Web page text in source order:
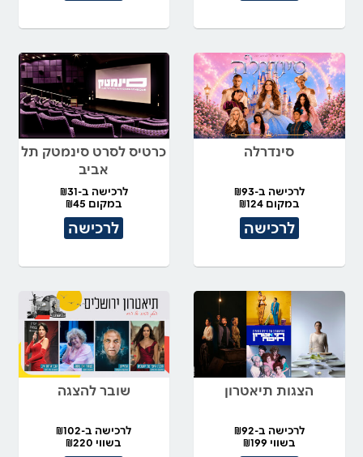
סינדרלה
לרכישה ב-₪93
במקום ₪124
לרכישה
כרטיס לסרט סינמטק תל
אביב
לרכישה ב-₪31
במקום ₪45
לרכישה
הצגות תיאטרון
לרכישה ב-₪92
בשווי ₪199
שובר להצגה
לרכישה ב-₪102
בשווי ₪220